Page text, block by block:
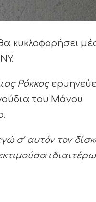
κυκλοφορήσει
Ρόκκος
του Μάνου
σ’ αυτόν τον